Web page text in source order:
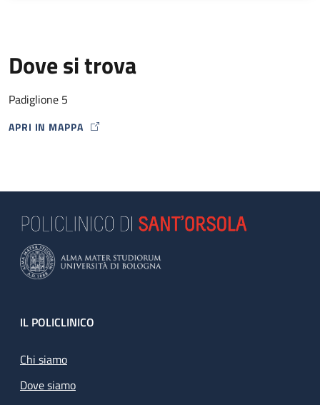
Dove si trova
Padiglione 5
APRI IN MAPPA
MAP ICON
Footer
IL POLICLINICO
Chi siamo
Dove siamo